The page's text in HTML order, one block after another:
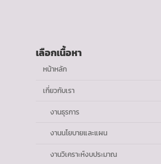
เลือกเนื้อหา
หน้าหลัก
เกี่ยวกับเรา
งานธุรการ
งานนโยบายและแผน
งานวิเคราะห์งบประมาณ